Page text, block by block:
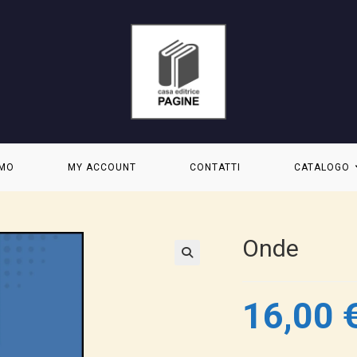
MY ACCOUNT CONTATTI CATALOGO
Onde
16,00